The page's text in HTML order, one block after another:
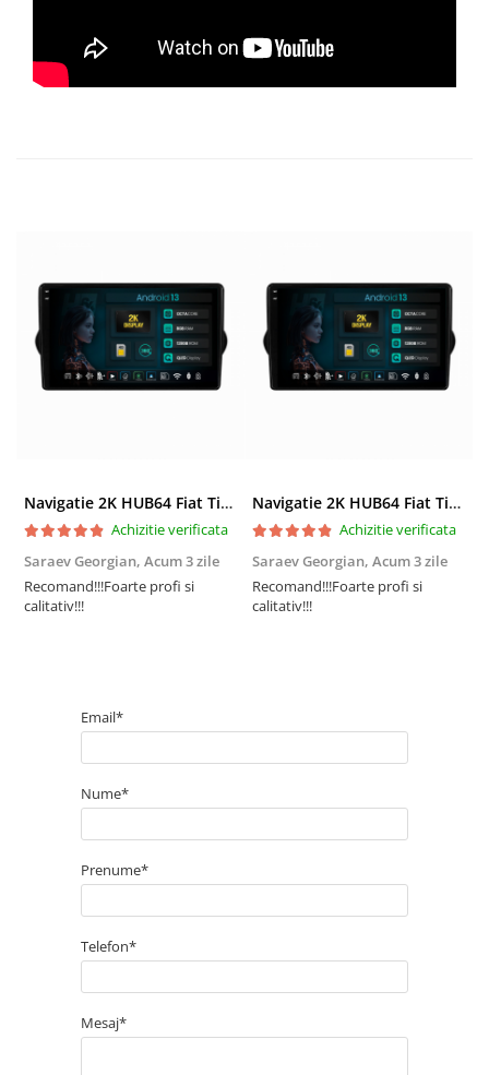
Navigatie 2K HUB64 Fiat Tipo (2015-2021), 8GB RAM, Android, Octacore, Slot Sim 4G, DSP, GPS, Wi-FI, Carplay, Android Auto, USB, Bluetooth, Waze, Touchscreen, 9.5 Inch
Achizitie verificata
Saraev Georgian, Acum 3 zile
Recomand!!!Foarte profi si
calitativ!!!
Navigatie 2K HUB64 Fiat Tipo (2015-2021), 8GB RAM, Android, Octacore, Slot Sim 4G, DSP, GPS, Wi-FI, Carplay, Android Auto, USB, Bluetooth, Waze, Touchscreen, 9.5 Inch
Achizitie verificata
Saraev Georgian, Acum 3 zile
Recomand!!!Foarte profi si
calitativ!!!
Email*
Nume*
Prenume*
Telefon*
Mesaj*